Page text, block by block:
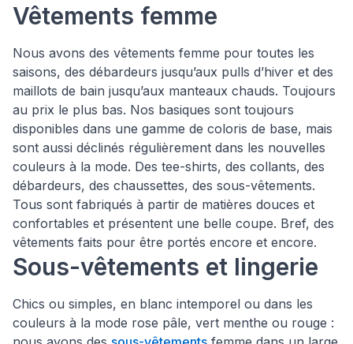
Vêtements femme
Nous avons des vêtements femme pour toutes les
saisons, des débardeurs jusqu’aux pulls d’hiver et des
maillots de bain jusqu’aux manteaux chauds. Toujours
au prix le plus bas. Nos basiques sont toujours
disponibles dans une gamme de coloris de base, mais
sont aussi déclinés régulièrement dans les nouvelles
couleurs à la mode. Des tee-shirts, des collants, des
débardeurs, des chaussettes, des sous-vêtements.
Tous sont fabriqués à partir de matières douces et
confortables et présentent une belle coupe. Bref, des
vêtements faits pour être portés encore et encore.
Sous-vêtements et lingerie
Chics ou simples, en blanc intemporel ou dans les
couleurs à la mode rose pâle, vert menthe ou rouge :